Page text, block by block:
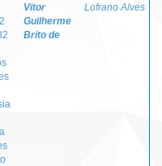
Vitor
Guilherme
Brito de
Lofrano Alves